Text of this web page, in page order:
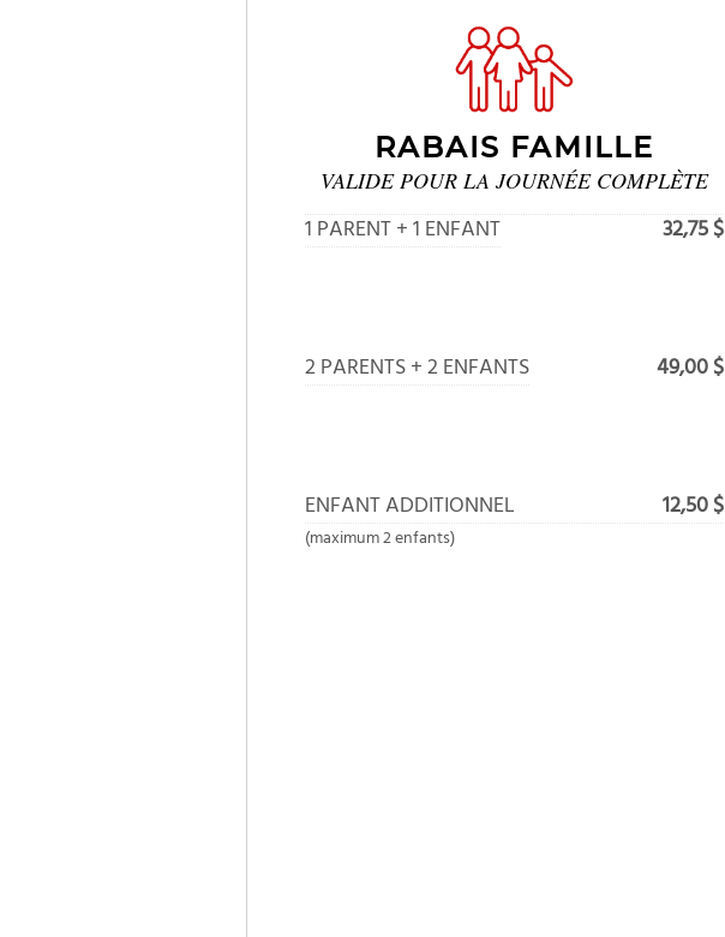
RABAIS FAMILLE
VALIDE POUR LA JOURNÉE COMPLÈTE
1 PARENT + 1 ENFANT 32,75 $
2 PARENTS + 2 ENFANTS 49,00 $
ENFANT ADDITIONNEL 12,50 $
(maximum 2 enfants)